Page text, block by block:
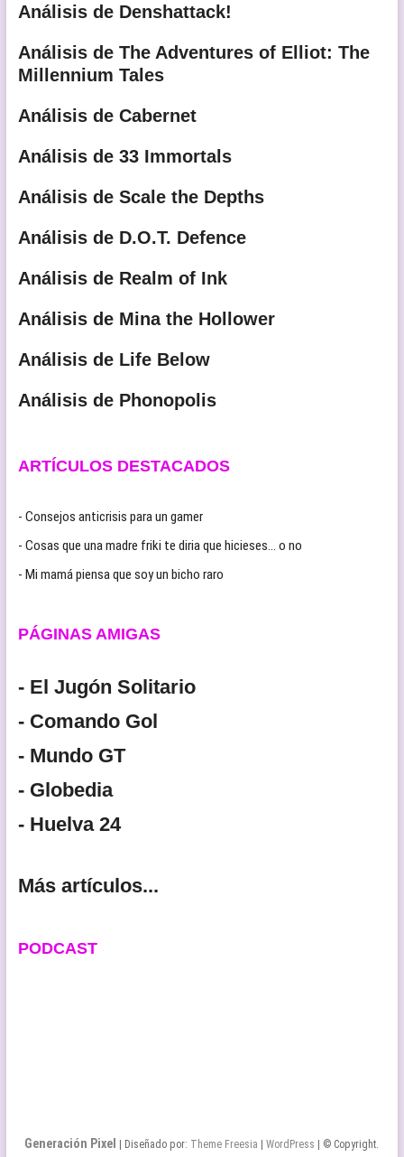
Análisis de Denshattack!
Análisis de The Adventures of Elliot: The
Millennium Tales
Análisis de Cabernet
Análisis de 33 Immortals
Análisis de Scale the Depths
Análisis de D.O.T. Defence
Análisis de Realm of Ink
Análisis de Mina the Hollower
Análisis de Life Below
Análisis de Phonopolis
ARTÍCULOS DESTACADOS
- Consejos anticrisis para un gamer
- Cosas que una madre friki te diria que hicieses… o no
- Mi mamá piensa que soy un bicho raro
PÁGINAS AMIGAS
- El Jugón Solitario
- Comando Gol
- Mundo GT
- Globedia
- Huelva 24
Más artículos...
PODCAST
Generación Pixel | Diseñado por: Theme Freesia |WordPress | © Copyright.